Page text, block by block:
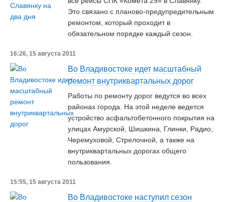
Это связано с планово-предупредительным
ремонтом, который проходит в
обязательном порядке каждый сезон.
16:26, 15 августа 2011
Во Владивостоке идет масштабный
ремонт внутриквартальных дорог
Работы по ремонту дорог ведутся во всех
районах города. На этой неделе ведется
устройство асфальтобетонного покрытия на
улицах Амурской, Шишкина, Глинки, Радио,
Черемуховой, Стрелочной, а также на
внутриквартальных дорогах общего
пользования.
15:55, 15 августа 2011
Во Владивостоке наступил сезон